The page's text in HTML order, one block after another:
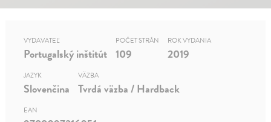
VYDAVATEĽ
Portugalský inštitút
POČET STRÁN
109
ROK VYDANIA
2019
JAZYK
Slovenčina
VÄZBA
Tvrdá väzba / Hardback
EAN